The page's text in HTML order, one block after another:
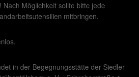
Möglichkeit sollte bitte jede
mitbringen.
in der Begegnungsstätte der Siedler